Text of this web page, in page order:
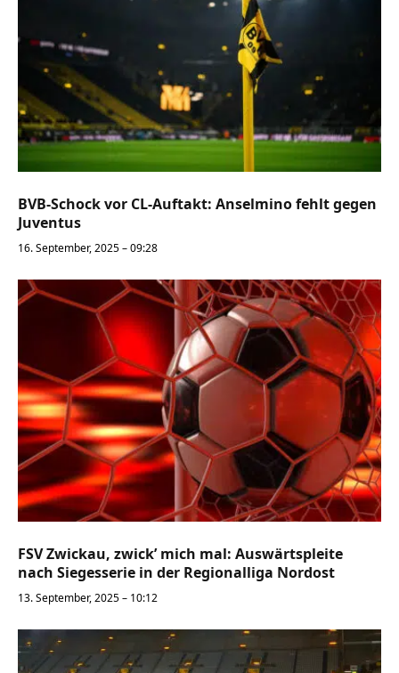
BVB-Schock vor CL-Auftakt: Anselmino fehlt gegen
Juventus
16. September, 2025 – 09:28
FSV Zwickau, zwick’ mich mal: Auswärtspleite
nach Siegesserie in der Regionalliga Nordost
13. September, 2025 – 10:12